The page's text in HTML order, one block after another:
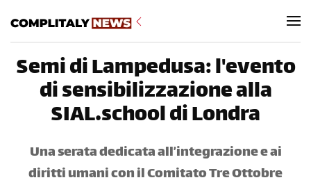
Semi di Lampedusa: l'evento
di sensibilizzazione alla
SIAL.school di Londra
Una serata dedicata all’integrazione e ai
diritti umani con il Comitato Tre Ottobre